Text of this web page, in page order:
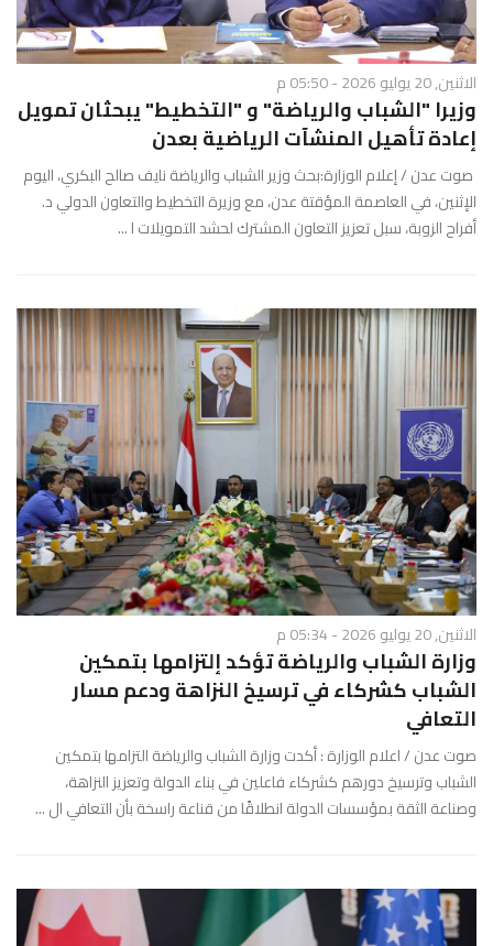
الاثنين, 20 يوليو 2026 - 05:50 م
وزيرا "الشباب والرياضة" و "التخطيط" يبحثان تمويل
إعادة تأهيل المنشآت الرياضية بعدن
صوت عدن / إعلام الوزارة:بحث وزير الشباب والرياضة نايف صالح البكري، اليوم
الإثنين، في العاصمة المؤقتة عدن، مع وزيرة التخطيط والتعاون الدولي د.
أفراح الزوبة، سبل تعزيز التعاون المشترك لحشد التمويلات ا ...
الاثنين, 20 يوليو 2026 - 05:34 م
وزارة الشباب والرياضة تؤكد إلتزامها بتمكين
الشباب كشركاء في ترسيخ النزاهة ودعم مسار
التعافي
صوت عدن / اعلام الوزارة : أكدت وزارة الشباب والرياضة التزامها بتمكين
الشباب وترسيخ دورهم كشركاء فاعلين في بناء الدولة وتعزيز النزاهة،
وصناعة الثقة بمؤسسات الدولة انطلاقًا من قناعة راسخة بأن التعافي ال ...